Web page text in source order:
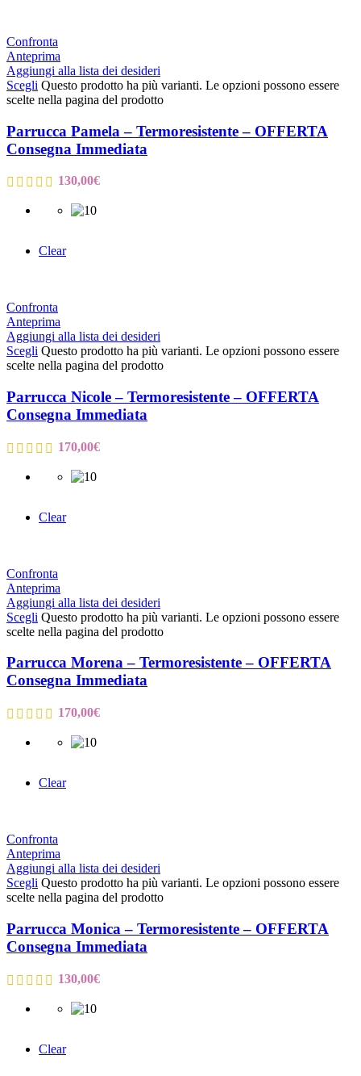
Confronta
Anteprima
Aggiungi alla lista dei desideri
Scegli Questo prodotto ha più varianti. Le opzioni possono essere
scelte nella pagina del prodotto
Parrucca Pamela – Termoresistente – OFFERTA
Consegna Immediata
130,00€
Clear
Confronta
Anteprima
Aggiungi alla lista dei desideri
Scegli Questo prodotto ha più varianti. Le opzioni possono essere
scelte nella pagina del prodotto
Parrucca Nicole – Termoresistente – OFFERTA
Consegna Immediata
170,00€
Clear
Confronta
Anteprima
Aggiungi alla lista dei desideri
Scegli Questo prodotto ha più varianti. Le opzioni possono essere
scelte nella pagina del prodotto
Parrucca Morena – Termoresistente – OFFERTA
Consegna Immediata
170,00€
Clear
Confronta
Anteprima
Aggiungi alla lista dei desideri
Scegli Questo prodotto ha più varianti. Le opzioni possono essere
scelte nella pagina del prodotto
Parrucca Monica – Termoresistente – OFFERTA
Consegna Immediata
130,00€
Clear